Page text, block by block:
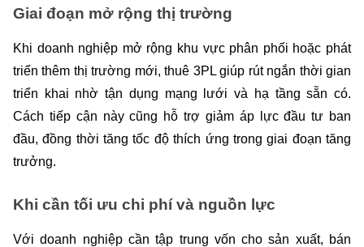
Giai đoạn mở rộng thị trường
Khi doanh nghiệp mở rộng khu vực phân phối hoặc phát
triển thêm thị trường mới, thuê 3PL giúp rút ngắn thời gian
triển khai nhờ tận dụng mạng lưới và hạ tầng sẵn có.
Cách tiếp cận này cũng hỗ trợ giảm áp lực đầu tư ban
đầu, đồng thời tăng tốc độ thích ứng trong giai đoạn tăng
trưởng.
Khi cần tối ưu chi phí và nguồn lực
Với doanh nghiệp cần tập trung vốn cho sản xuất, bán